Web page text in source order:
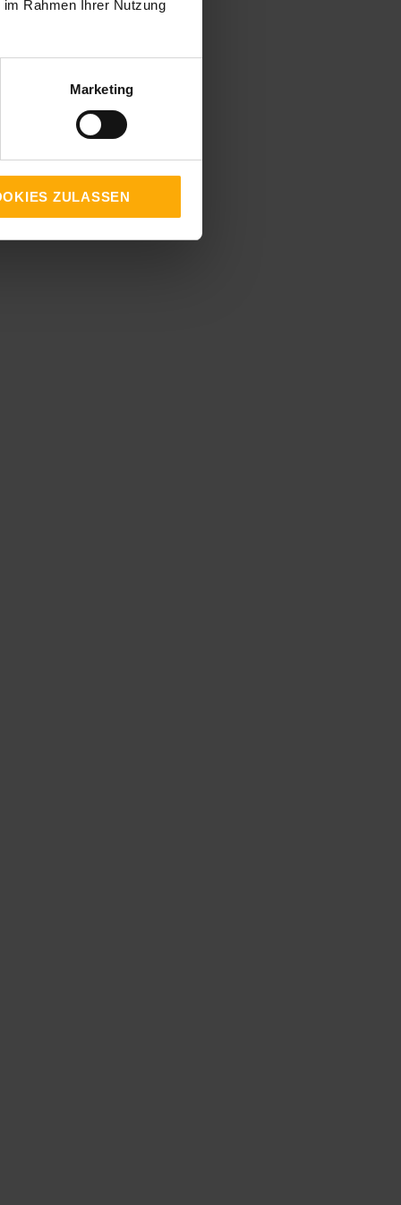
Rahmen Ihrer Nutzung
Marketing
ZULASSEN